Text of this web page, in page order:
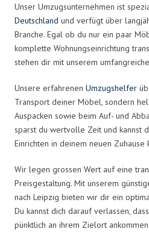
Unser Umzugsunternehmen ist
Deutschland und verfügt über
Branche. Egal ob du nur ein paar
komplette Wohnungseinrichtung
stehen dir mit unserem
Unsere erfahrenen Umzugshelfer
Transport deiner Möbel, sondern
Auspacken sowie beim Auf- und
sparst du wertvolle Zeit und kannst
Einrichten in deinem neuen Zuhause
Wir legen grossen Wert auf eine
Preisgestaltung. Mit unserem
nach Leipzig bieten wir dir ein
Du kannst dich darauf verlassen,
pünktlich an ihrem Zielort ankommen.